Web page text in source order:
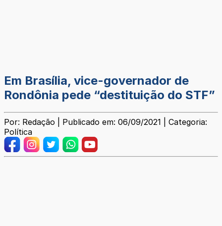
Em Brasília, vice-governador de
Rondônia pede “destituição do STF”
Por: Redação | Publicado em: 06/09/2021 | Categoria:
Política